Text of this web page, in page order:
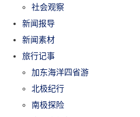
社会观察
新闻报导
新闻素材
旅行记事
加东海洋四省游
北极纪行
南极探险